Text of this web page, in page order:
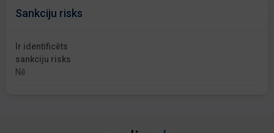
Sankciju risks
Ir identificēts
sankciju risks
Nē